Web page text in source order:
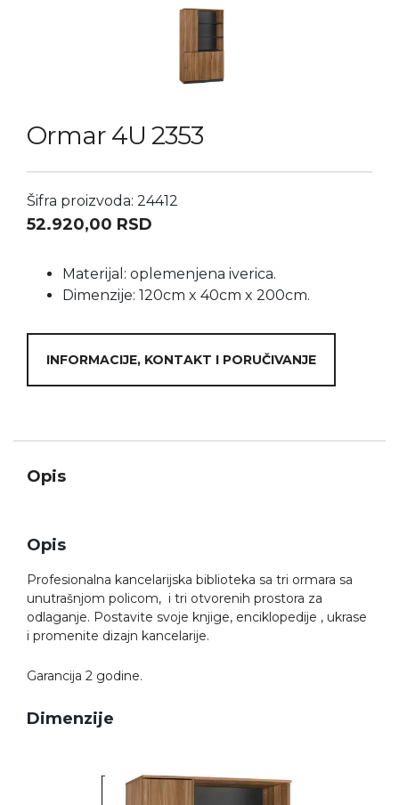
Ormar 4U 2353
Šifra proizvoda: 24412
52.920,00 RSD
Materijal: oplemenjena iverica.
Dimenzije: 120cm x 40cm x 200cm.
INFORMACIJE, KONTAKT I PORUČIVANJE
Opis
Opis
Profesionalna kancelarijska biblioteka sa tri ormara sa
unutrašnjom policom, i tri otvorenih prostora za
odlaganje. Postavite svoje knjige, enciklopedije , ukrase
i promenite dizajn kancelarije.
Garancija 2 godine.
Dimenzije